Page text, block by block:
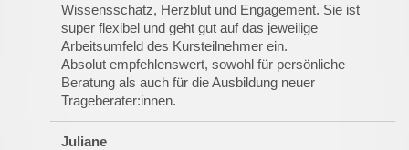
Wissensschatz, Herzblut und Engagement. Sie ist
super flexibel und geht gut auf das jeweilige
Arbeitsumfeld des Kursteilnehmer ein.
Absolut empfehlenswert, sowohl für persönliche
Beratung als auch für die Ausbildung neuer
Trageberater:innen.
Juliane